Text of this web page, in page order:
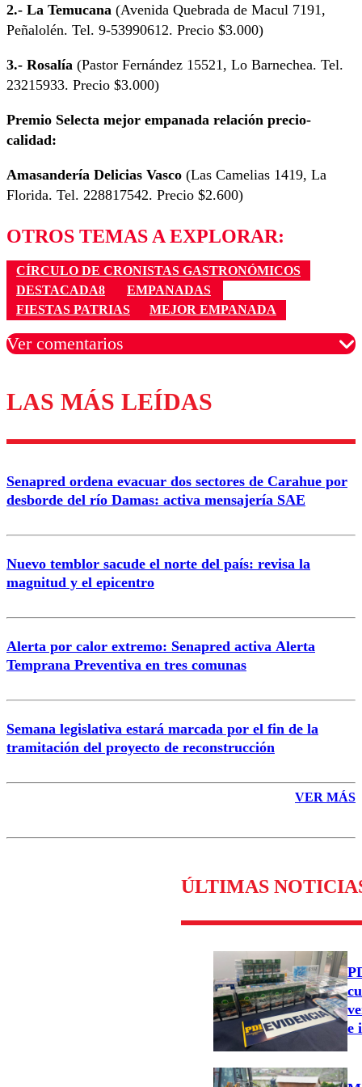
2.- La Temucana (Avenida Quebrada de Macul 7191,
Peñalolén. Tel. 9-53990612. Precio $3.000)
3.- Rosalía (Pastor Fernández 15521, Lo Barnechea. Tel.
23215933. Precio $3.000)
Premio Selecta mejor empanada relación precio-
calidad:
Amasandería Delicias Vasco (Las Camelias 1419, La
Florida. Tel. 228817542. Precio $2.600)
OTROS TEMAS A EXPLORAR:
CÍRCULO DE CRONISTAS GASTRONÓMICOS
DESTACADA8
EMPANADAS
FIESTAS PATRIAS
MEJOR EMPANADA
Ver comentarios
Los comentarios son moderados para garantizar un
diálogo respetuoso.
Nombre
Correo
LAS MÁS LEÍDAS
Senapred ordena evacuar dos sectores de Carahue por
desborde del río Damas: activa mensajería SAE
Nuevo temblor sacude el norte del país: revisa la
magnitud y el epicentro
Alerta por calor extremo: Senapred activa Alerta
Temprana Preventiva en tres comunas
Semana legislativa estará marcada por el fin de la
tramitación del proyecto de reconstrucción
VER MÁS
ÚLTIMAS
e